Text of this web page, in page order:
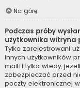
Na górę
Podczas próby
użytkownika witryna
Tylko zarejestrowani
innych użytkowników
maili i tylko wtedy,
zabezpieczać przed
poczty elektronicznej